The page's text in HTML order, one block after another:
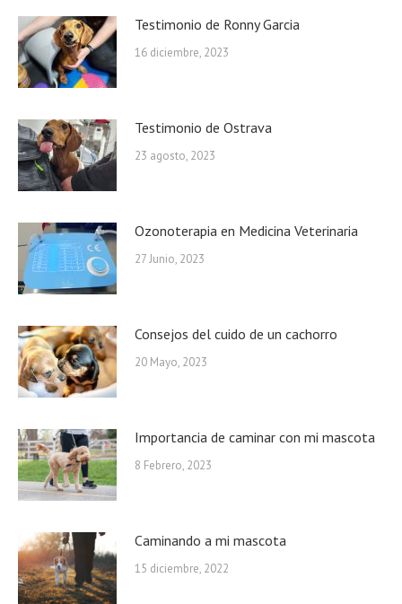
Testimonio de Ronny Garcia
16 diciembre, 2023
Testimonio de Ostrava
23 agosto, 2023
Ozonoterapia en Medicina Veterinaria
27 Junio, 2023
Consejos del cuido de un cachorro
20 Mayo, 2023
Importancia de caminar con mi mascota
8 Febrero, 2023
Caminando a mi mascota
15 diciembre, 2022